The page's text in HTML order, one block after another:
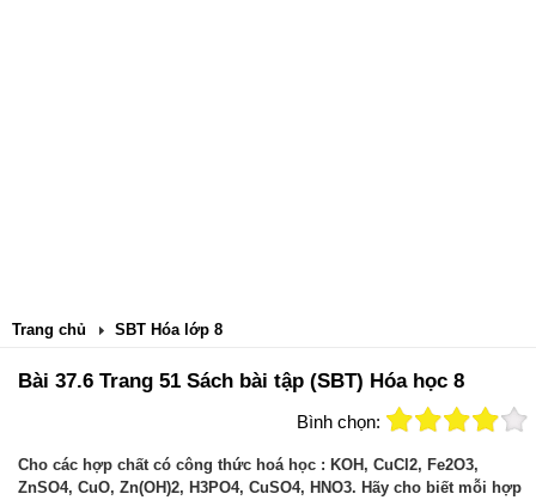
Trang chủ SBT Hóa lớp 8
Bài 37.6 Trang 51 Sách bài tập (SBT) Hóa học 8
Bình chọn:
Cho các hợp chất có công thức hoá học : KOH, CuCl2, Fe2O3,
ZnSO4, CuO, Zn(OH)2, H3PO4, CuSO4, HNO3. Hãy cho biết mỗi hợp